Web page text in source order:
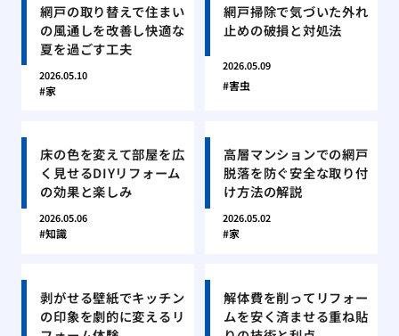
網戸の取り替えで住まい
の風通しを改善し快適な
夏を過ごす工夫
2026.05.10
家
網戸掃除で気づいた外れ
止めの破損と対処法
2026.05.09
害虫
床の色を変えて部屋を広
く見せるDIYリフォーム
の効果と楽しみ
2026.05.06
知識
高層マンションでの網戸
脱落を防ぐ安全な取り付
け方法の解説
2026.05.02
家
剥がせる壁紙でキッチン
の印象を劇的に変えるリ
解体費を削ってリフォー
ムを安く済ませる重ね貼